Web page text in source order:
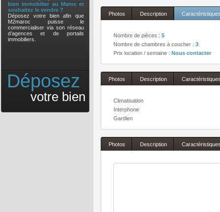
bien immobilier au Maroc et
souhaitez le vendre ?
Déposez votre bien afin que
M2maroc puisse le
commercialiser via son réseau
d’agences et de portails
immobiliers.
Déposez
votre bien
Photos Description
Nombre de pièces : 5
Nombre de chambres à coucher : 3
Prix location / semaine : Nous contacter
Photos Description
Climatisation
Interphone
Gardien
Photos Description